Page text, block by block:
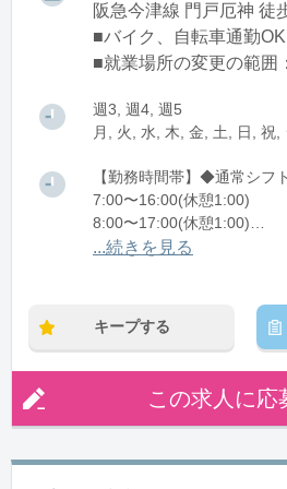
阪急今津線 門戸厄神 徒
■バイク、自転車通勤OK
■就業場所の変更の範囲
週3, 週4, 週5
月, 火, 水, 木, 金, 土, 日, 祝,
【勤務時間帯】◆通常シフ
7:00〜16:00(休憩1:00)
8:00〜17:00(休憩1:00)
12:00〜21:00(休憩1:00)
...続きを見る
キープする
この求人に応